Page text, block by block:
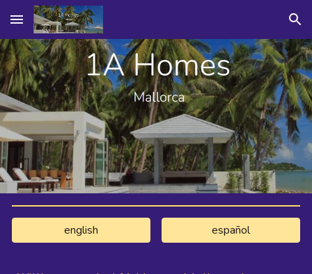
Skip to main content Skip to navigation
english español